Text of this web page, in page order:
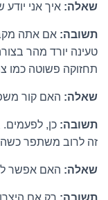
שאלה: איך אני
תשובה: אם אתה
טעינה יורד מהר
תחזוקה פשוטה כמו
שאלה: האם קור
תשובה: כן, לפעמים.
זה לרוב משתפר
שאלה: האם אפשר
תשובה: רק אם